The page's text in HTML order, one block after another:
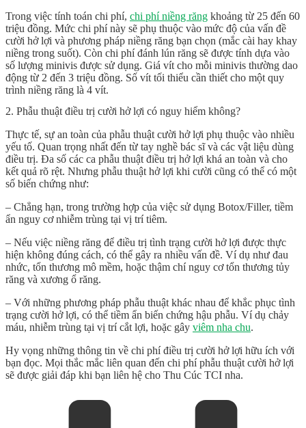
Trong việc tính toán chi phí, chi phí niềng răng khoảng từ 25 đến 60
triệu đồng. Mức chi phí này sẽ phụ thuộc vào mức độ của vấn đề
cười hở lợi và phương pháp niềng răng bạn chọn (mắc cài hay khay
niềng trong suốt). Còn chi phí đánh lún răng sẽ được tính dựa vào
số lượng minivis được sử dụng. Giá vít cho mỗi minivis thường dao
động từ 2 đến 3 triệu đồng. Số vít tối thiểu cần thiết cho một quy
trình niềng răng là 4 vít.
2. Phẫu thuật điều trị cười hở lợi có nguy hiểm không?
Thực tế, sự an toàn của phẫu thuật cười hở lợi phụ thuộc vào nhiều
yếu tố. Quan trọng nhất đến từ tay nghề bác sĩ và các vật liệu dùng
điều trị. Đa số các ca phẫu thuật điều trị hở lợi khá an toàn và cho
kết quả rõ rệt. Nhưng phẫu thuật hở lợi khi cười cũng có thể có một
số biến chứng như:
– Chẳng hạn, trong trường hợp của việc sử dụng Botox/Filler, tiềm
ẩn nguy cơ nhiễm trùng tại vị trí tiêm.
– Nếu việc niềng răng để điều trị tình trạng cười hở lợi được thực
hiện không đúng cách, có thể gây ra nhiều vấn đề. Ví dụ như đau
nhức, tổn thương mô mềm, hoặc thậm chí nguy cơ tổn thương tủy
răng và xương ổ răng.
– Với những phương pháp phẫu thuật khác nhau để khắc phục tình
trạng cười hở lợi, có thể tiềm ẩn biến chứng hậu phẫu. Ví dụ chảy
máu, nhiễm trùng tại vị trí cắt lợi, hoặc gây viêm nha chu.
Hy vọng những thông tin về chi phí điều trị cười hở lợi hữu ích với
bạn đọc. Mọi thắc mắc liên quan đến chi phí phẫu thuật cười hở lợi
sẽ được giải đáp khi bạn liên hệ cho Thu Cúc TCI nha.